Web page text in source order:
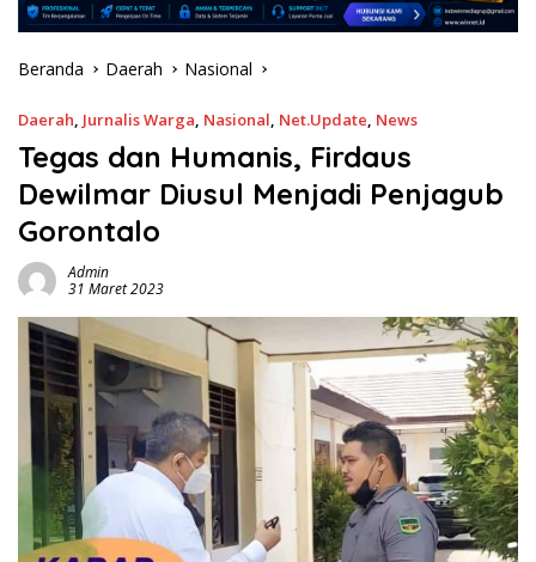
Beranda Daerah Nasional
Daerah, Jurnalis Warga, Nasional, Net.Update, News
Tegas dan Humanis, Firdaus
Dewilmar Diusul Menjadi Penjagub
Gorontalo
Admin
31 Maret 2023